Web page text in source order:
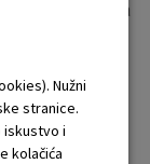
2026. stupiti na
se
na
kategorije
podataka
II.10.
AZOP-a.
Nužni
stranice.
iskustvo i
kolačića